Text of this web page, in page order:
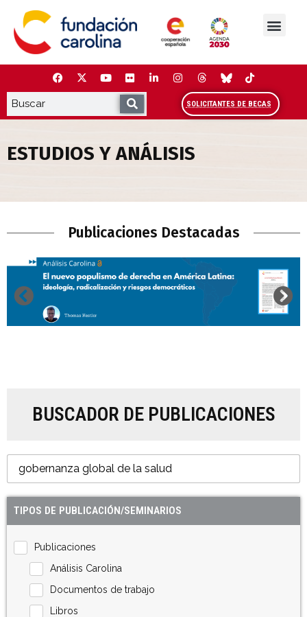
contenido
SOLICITANTES DE BECAS
ESTUDIOS Y ANÁLISIS
Publicaciones Destacadas
BUSCADOR DE PUBLICACIONES
TIPOS DE PUBLICACIÓN/SEMINARIOS
Publicaciones
Análisis Carolina
Documentos de trabajo
Libros